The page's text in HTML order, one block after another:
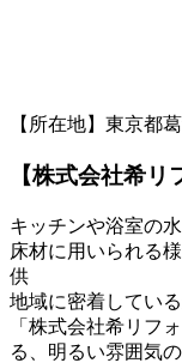
【所在地】東京都
【株式会社希リ
キッチンや浴室の
床材に用いられる
供
地域に密着してい
「株式会社希リフ
る、明るい雰囲気